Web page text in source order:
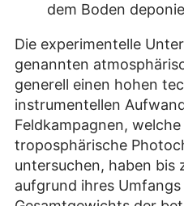
dem Boden
Die experimentelle
genannten
generell einen hohen
instrumentellen
Feldkampagnen,
troposphärische
untersuchen, haben bis
aufgrund ihres